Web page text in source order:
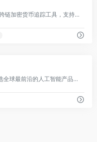
MetaSleuth 是一款智能化的跨链加密货币追踪工具，支持资金流可视化、盗币追蹤、合规调查与 forensics 分析，帮助用户进行 DYOR 和实时监控。
专业的 AI 工具导航平台，精选全球最前沿的人工智能产品，一站式发现、搜索与高效使用各类 AI 应用。